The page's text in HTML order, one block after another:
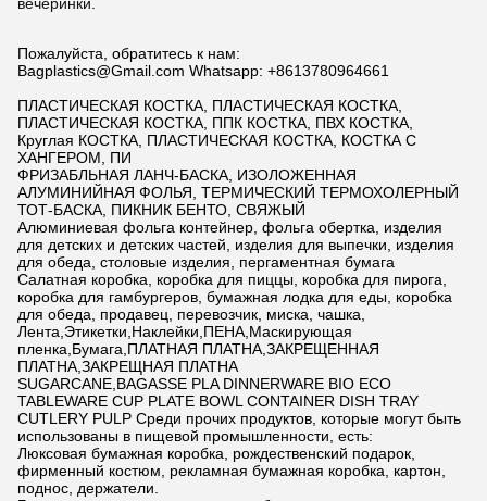
Пожалуйста, обратитесь к нам:
Bagplastics@Gmail.com Whatsapp: +8613780964661
ПЛАСТИЧЕСКАЯ КОСТКА, ПЛАСТИЧЕСКАЯ КОСТКА,
ПЛАСТИЧЕСКАЯ КОСТКА, ППК КОСТКА, ПВХ КОСТКА,
Круглая КОСТКА, ПЛАСТИЧЕСКАЯ КОСТКА, КОСТКА С
ХАНГЕРОМ, ПИ
ФРИЗАБЛЬНАЯ ЛАНЧ-БАСКА, ИЗОЛОЖЕННАЯ
АЛУМИНИЙНАЯ ФОЛЬЯ, ТЕРМИЧЕСКИЙ ТЕРМОХОЛЕРНЫЙ
ТОТ-БАСКА, ПИКНИК БЕНТО, СВЯЖЫЙ
Алюминиевая фольга контейнер, фольга обертка, изделия
для детских и детских частей, изделия для выпечки, изделия
для обеда, столовые изделия, пергаментная бумага
Салатная коробка, коробка для пиццы, коробка для пирога,
коробка для гамбургеров, бумажная лодка для еды, коробка
для обеда, продавец, перевозчик, миска, чашка,
Лента,Этикетки,Наклейки,ПЕНА,Маскирующая
пленка,Бумага,ПЛАТНАЯ ПЛАТНА,ЗАКРЕЩЕННАЯ
ПЛАТНА,ЗАКРЕЩНАЯ ПЛАТНА
SUGARCANE,BAGASSE PLA DINNERWARE BIO ECO
TABLEWARE CUP PLATE BOWL CONTAINER DISH TRAY
CUTLERY PULP Среди прочих продуктов, которые могут быть
использованы в пищевой промышленности, есть:
Люксовая бумажная коробка, рождественский подарок,
фирменный костюм, рекламная бумажная коробка, картон,
поднос, держатели.